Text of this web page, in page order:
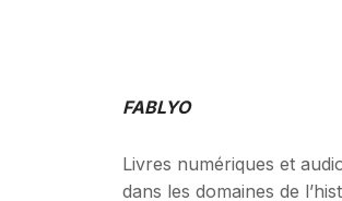
FABLYO
Livres numériques et
dans les domaines de